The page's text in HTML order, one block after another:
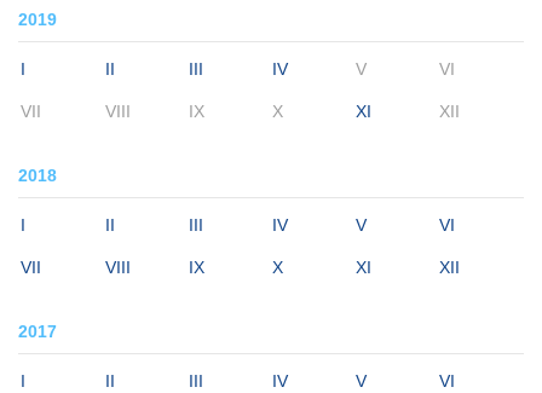
2019
I II III IV V VI
VII VIII IX X XI XII
2018
I II III IV V VI
VII VIII IX X XI XII
2017
I II III IV V VI